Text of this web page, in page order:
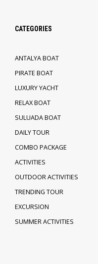
CATEGORIES
ANTALYA BOAT
PIRATE BOAT
LUXURY YACHT
RELAX BOAT
SULUADA BOAT
DAILY TOUR
COMBO PACKAGE
ACTIVITIES
OUTDOOR ACTIVITIES
TRENDING TOUR
EXCURSION
SUMMER ACTIVITIES